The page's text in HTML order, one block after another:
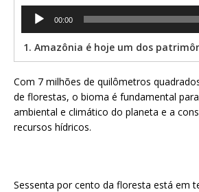
Tocador
00:00
Com 7 milhões de quilômetros
de florestas, o bioma é fundamental
ambiental e climático do planeta e a
recursos hídricos.
Sessenta por cento da floresta está em